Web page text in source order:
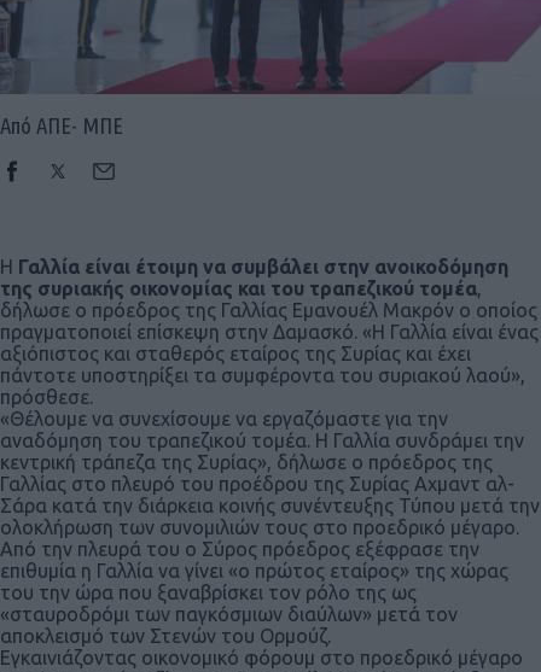
Από ΑΠΕ- ΜΠΕ
Η Γαλλία είναι έτοιμη να συμβάλει στην ανοικοδόμηση
της συριακής οικονομίας και του τραπεζικού τομέα,
δήλωσε ο πρόεδρος της Γαλλίας Εμανουέλ Μακρόν ο οποίος
πραγματοποιεί επίσκεψη στην Δαμασκό. «Η Γαλλία είναι ένας
αξιόπιστος και σταθερός εταίρος της Συρίας και έχει
πάντοτε υποστηρίξει τα συμφέροντα του συριακού λαού»,
πρόσθεσε.
«Θέλουμε να συνεχίσουμε να εργαζόμαστε για την
αναδόμηση του τραπεζικού τομέα. Η Γαλλία συνδράμει την
κεντρική τράπεζα της Συρίας», δήλωσε ο πρόεδρος της
Γαλλίας στο πλευρό του προέδρου της Συρίας Αχμαντ αλ-
Σάρα κατά την διάρκεια κοινής συνέντευξης Τύπου μετά την
ολοκλήρωση των συνομιλιών τους στο προεδρικό μέγαρο.
Από την πλευρά του ο Σύρος πρόεδρος εξέφρασε την
επιθυμία η Γαλλία να γίνει «ο πρώτος εταίρος» της χώρας
του την ώρα που ξαναβρίσκει τον ρόλο της ως
«σταυροδρόμι των παγκόσμιων διαύλων» μετά τον
αποκλεισμό των Στενών του Ορμούζ.
Εγκαινιάζοντας οικονομικό φόρουμ στο προεδρικό μέγαρο